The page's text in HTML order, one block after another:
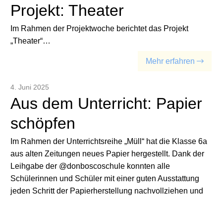
Projekt: Theater
Im Rahmen der Projektwoche berichtet das Projekt
„Theater“…
Mehr erfahren
4. Juni 2025
Aus dem Unterricht: Papier
schöpfen
Im Rahmen der Unterrichtsreihe „Müll“ hat die Klasse 6a
aus alten Zeitungen neues Papier hergestellt. Dank der
Leihgabe der @donboscoschule konnten alle
Schülerinnen und Schüler mit einer guten Ausstattung
jeden Schritt der Papierherstellung nachvollziehen und